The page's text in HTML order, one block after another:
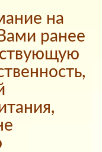
на
ранее